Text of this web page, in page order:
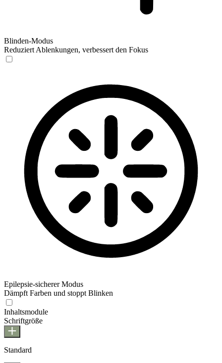
Blinden-Modus
Reduziert Ablenkungen, verbessert den Fokus
Epilepsie-sicherer Modus
Dämpft Farben und stoppt Blinken
Inhaltsmodule
Schriftgröße
Standard